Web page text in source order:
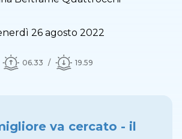
26 agosto 2022
06.33 19.59
va cercato - il